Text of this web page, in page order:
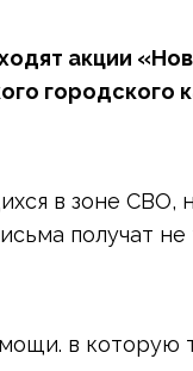
акции
городского
в зоне
получат
в